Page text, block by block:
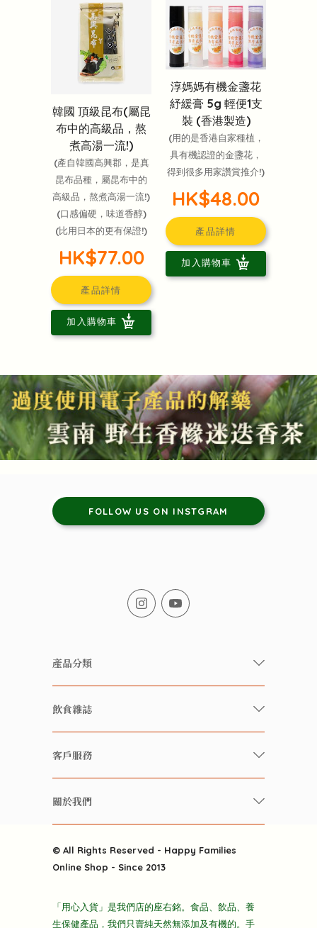
韓國 頂級昆布(屬昆
布中的高級品，熬
煮高湯一流!)
(產自韓國高興郡，是真
昆布品種，屬昆布中的
高級品，熬煮高湯一流!)
(口感偏硬，味道香醇)
(比用日本的更有保證!)
HK$77.00
產品詳情
加入購物車
淳媽媽有機金盞花
紓緩膏 5g 輕便1支
裝 (香港製造)
(用的是香港自家種植，
具有機認證的金盞花，
得到很多用家讚賞推介!)
HK$48.00
產品詳情
加入購物車
FOLLOW US ON INSTGRAM
產品分類
有機/無農藥新鮮蔬果
有機 / 無添加飲品
養生保健好東西
酒類
雜貨部
折上折大特價
飲食雜誌
快樂家庭 飲食雜誌
雲南搜食記
粒粒皆辛苦
快樂電視台
客戶服務
常見問題
關於我們
送貨
隱私政策
© All Rights Reserved - Happy Families
Online Shop - Since 2013
「用心入貨」是我們店的座右銘。食品、飲品、養
生保健產品，我們只賣純天然無添加及有機的。手